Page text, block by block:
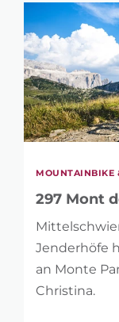
MOUNTAINBIKE
297 Mont
Jenderhöfe
an Monte
Christina.